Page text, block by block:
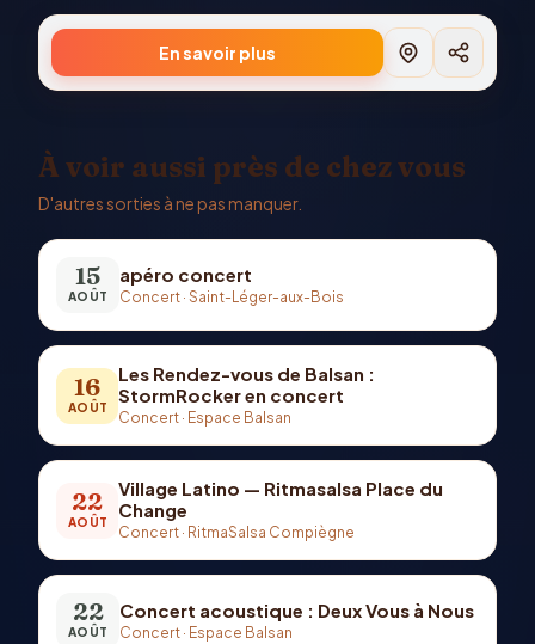
En savoir plus
À voir aussi près de chez vous
D'autres sorties à ne pas manquer.
15
AOÛT
apéro concert
Concert · Saint-Léger-aux-Bois
16
AOÛT
Les Rendez-vous de Balsan :
StormRocker en concert
Concert · Espace Balsan
22
AOÛT
Village Latino — Ritmasalsa Place du
Change
Concert · RitmaSalsa Compiègne
22
AOÛT
Concert acoustique : Deux Vous à Nous
Concert · Espace Balsan